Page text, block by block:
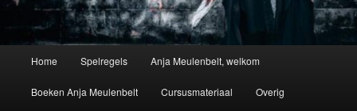
Home Spelregels Anja Meulenbelt, welkom
Boeken Anja Meulenbelt Cursusmateriaal Overig